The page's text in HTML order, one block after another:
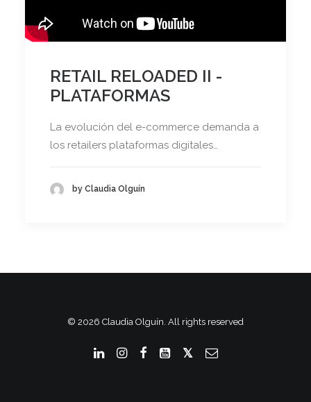
Search
RETAIL RELOADED II -
PLATAFORMAS
La evolución del e-commerce demanda a
los retailers plataformas digitales…
by Claudia Olguín
© 2026 Claudia Olguín. All rights reserved